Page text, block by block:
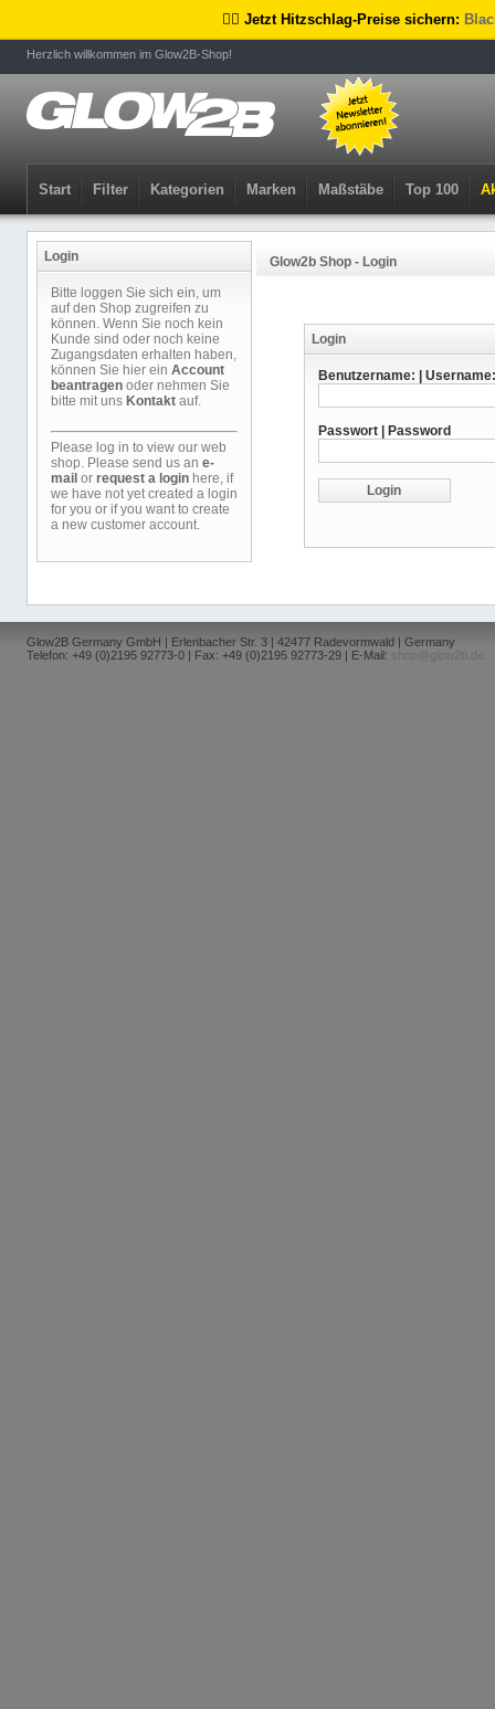
🏴‍☠️ Jetzt Hitzschlag-Preise sichern:
Herzlich willkommen im Glow2B-Shop!
Start Filter Kategorien Marken Maßstäbe Top 100
Login
Bitte loggen Sie sich ein, um
auf den Shop zugreifen zu
können. Wenn Sie noch kein
Kunde sind oder noch keine
Zugangsdaten erhalten haben,
können Sie hier ein Account
beantragen oder nehmen Sie
bitte mit uns Kontakt auf.
Please log in to view our web
shop. Please send us an e-
mail or request a login here, if
we have not yet created a login
for you or if you want to create
a new customer account.
Glow2b Shop - Login
Login
Benutzername: | Username:
Passwort | Password
Glow2B Germany GmbH | Erlenbacher Str. 3 | 42477 Radevormwald | Germany
Telefon: +49 (0)2195 92773-0 | Fax: +49 (0)2195 92773-29 | E-Mail:
shop@glow2b.de